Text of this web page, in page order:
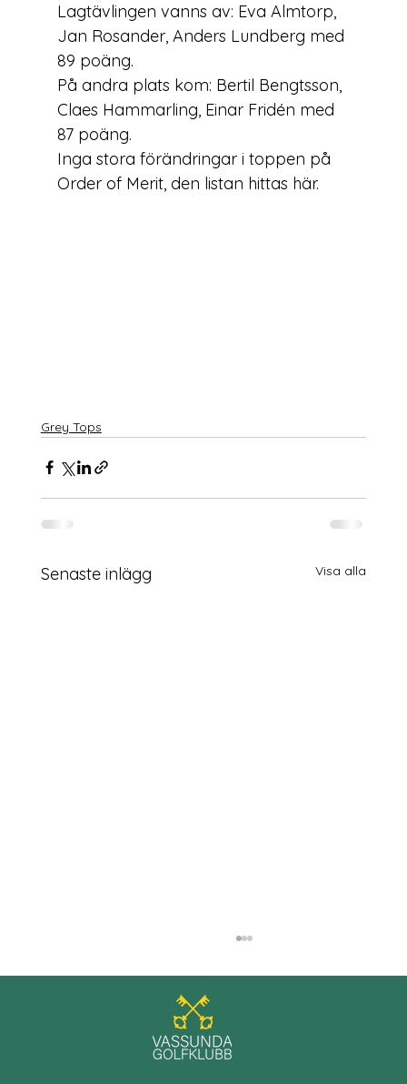
Lagtävlingen vanns av: Eva Almtorp,
Jan Rosander, Anders Lundberg med
89 poäng.
På andra plats kom: Bertil Bengtsson,
Claes Hammarling, Einar Fridén med
87 poäng.
Inga stora förändringar i toppen på
Order of Merit, den listan hittas här.
Grey Tops
Senaste inlägg Visa alla